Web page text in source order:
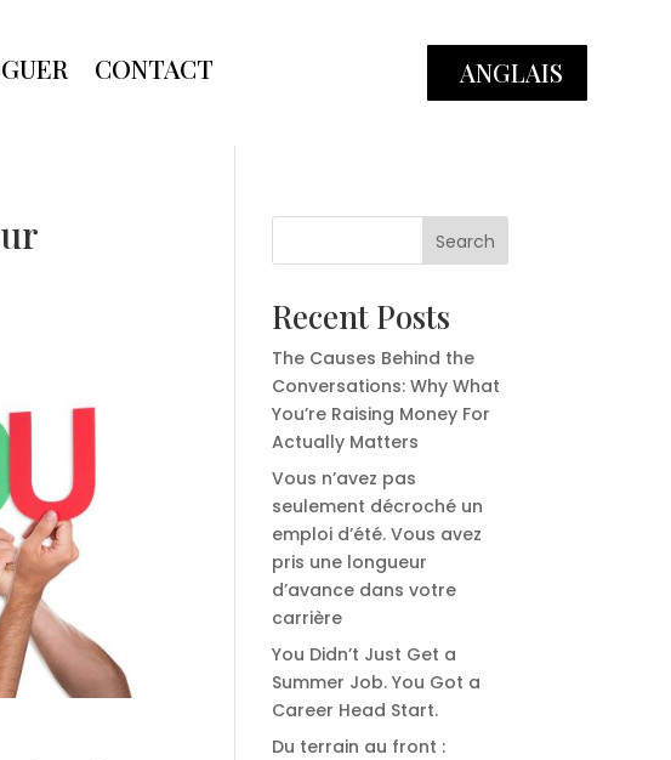
CONTACT ANGLAIS
Search
Recent Posts
The Causes Behind the
Conversations: Why What
You’re Raising Money For
Actually Matters
Vous n’avez pas
seulement décroché un
emploi d’été. Vous avez
pris une longueur
d’avance dans votre
carrière
You Didn’t Just Get a
Summer Job. You Got a
Career Head Start.
Du terrain au front :